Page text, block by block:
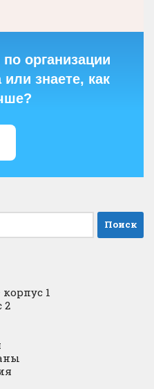
организации
знаете, как
1
2